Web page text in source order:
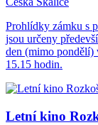
Prohlídky zámku s
jsou určeny
den (mimo pondělí)
15.15 hodin.
Letní kino